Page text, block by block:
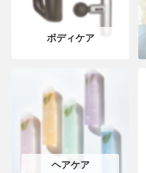
ボディケア
ヘアケア